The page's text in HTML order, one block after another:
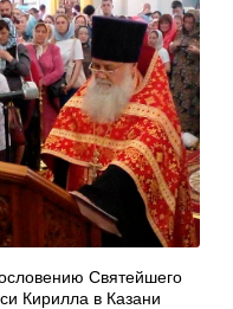
Святейшего
Кирилла в Казани